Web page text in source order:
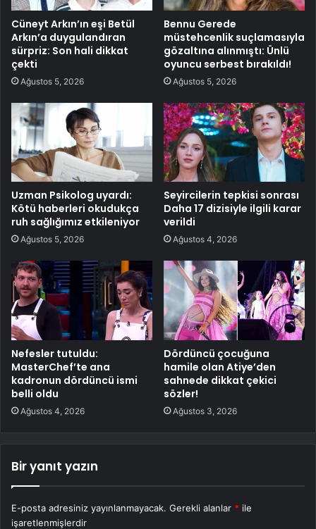
Cüneyt Arkın’ın eşi Betül
Arkın’a duygulandıran
sürpriz: Son hali dikkat
çekti
Ağustos 5, 2026
Bennu Gerede
müstehcenlik suçlamasıyla
gözaltına alınmıştı: Ünlü
oyuncu serbest bırakıldı!
Ağustos 5, 2026
Uzman Psikolog uyardı:
Kötü haberleri okudukça
ruh sağlığımız etkileniyor
Ağustos 5, 2026
Seyircilerin tepkisi sonrası
Daha 17 dizisiyle ilgili karar
verildi
Ağustos 4, 2026
Nefesler tutuldu:
MasterChef’te ana
kadronun dördüncü ismi
belli oldu
Ağustos 4, 2026
Dördüncü çocuğuna
hamile olan Atiye’den
sahnede dikkat çekici
sözler!
Ağustos 3, 2026
Bir yanıt yazın
E-posta adresiniz yayınlanmayacak. Gerekli alanlar * ile
işaretlenmişlerdir